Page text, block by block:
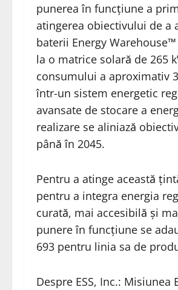
punerea în funcțiune a
atingerea obiectivului de a
baterii Energy
la o matrice solară de 265
consumului a aproximativ
într-un sistem energetic
avansate de stocare a
realizare se aliniază
până în 2045.
Pentru a atinge această
pentru a integra energia
curată, mai accesibilă și
punere în funcțiune se
693 pentru linia sa de
Despre ESS, Inc.: